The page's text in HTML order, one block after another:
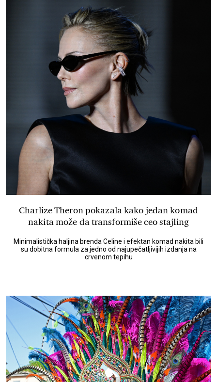
Charlize Theron pokazala kako jedan komad
nakita može da transformiše ceo stajling
Minimalistička haljina brenda Celine i efektan komad nakita bili
su dobitna formula za jedno od najupečatljivijih izdanja na
crvenom tepihu